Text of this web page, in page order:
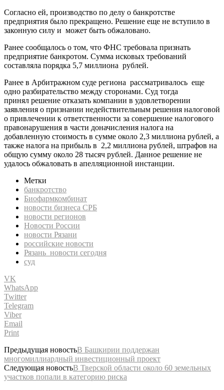
Согласно ей, производство по делу о банкротстве
предприятия было прекращено. Решение еще не вступило в
законную силу и может быть обжаловано.
Ранее сообщалось о том, что ФНС требовала признать
предприятие банкротом. Сумма исковых требований
составляла порядка 5,7 миллиона рублей.
Ранее в Арбитражном суде региона рассматривалось еще
одно разбирательство между сторонами. Суд тогда
принял решение отказать компании в удовлетворении
заявления о признании недействительным решения налоговой
о привлечении к ответственности за совершение налогового
правонарушения в части доначисления налога на
добавленную стоимость в сумме около 2,3 миллиона рублей, а
также налога на прибыль в 2,2 миллиона рублей, штрафов на
общую сумму около 28 тысяч рублей. Данное решение не
удалось обжаловать в апелляционной инстанции.
Метки
банкротство
Биофармкомбинат
новости бизнеса СРБ
новости регионов
Новости России
новости Рязани
российские новости
Рязань новости сегодня
суд
VK
WhatsApp
Twitter
Telegram
Viber
Email
Print
Предыдущая новостьВ Башкирии поддержан
многомиллиардный инвестиционный проект
Следующая новостьВ Тверской области около 60 земельных
участков попали в категорию риска